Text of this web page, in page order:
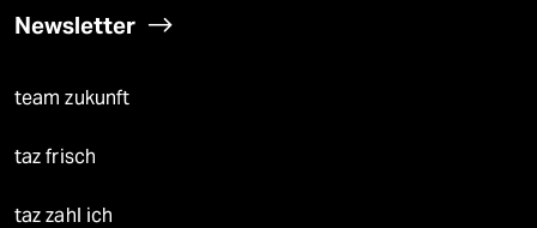
Newsletter
team zukunft
taz frisch
taz zahl ich